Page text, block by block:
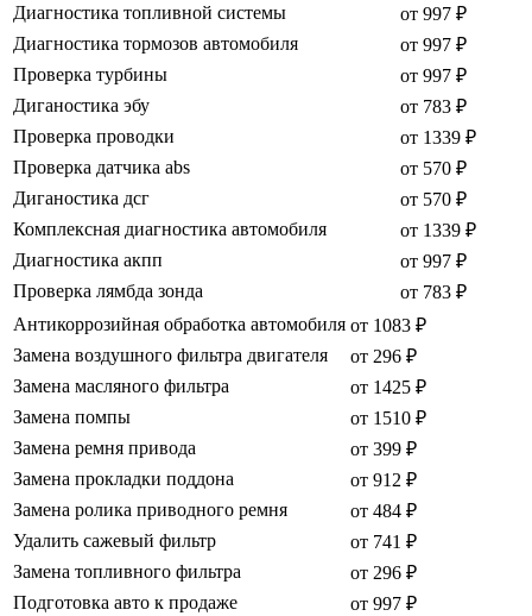
Диагностика топливной системы
от 997 ₽
Диагностика тормозов автомобиля
от 997 ₽
Проверка турбины
от 997 ₽
Диганостика эбу
от 783 ₽
Проверка проводки
от 1339 ₽
Проверка датчика abs
от 570 ₽
Диганостика дсг
от 570 ₽
Комплексная диагностика автомобиля
от 1339 ₽
Диагностика акпп
от 997 ₽
Проверка лямбда зонда
от 783 ₽
Антикоррозийная обработка автомобиля от 1083 ₽
Замена воздушного фильтра двигателя
от 296 ₽
Замена масляного фильтра
от 1425 ₽
Замена помпы
от 1510 ₽
Замена ремня привода
от 399 ₽
Замена прокладки поддона
от 912 ₽
Замена ролика приводного ремня
от 484 ₽
Удалить сажевый фильтр
от 741 ₽
Замена топливного фильтра
от 296 ₽
Подготовка авто к продаже
от 997 ₽